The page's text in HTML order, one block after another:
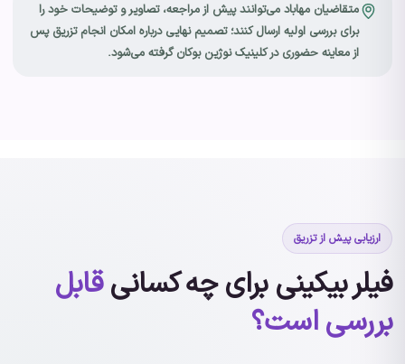
متقاضیان مهاباد می‌توانند پیش از مراجعه، تصاویر و توضیحات خود را
برای بررسی اولیه ارسال کنند؛ تصمیم نهایی درباره امکان انجام تزریق پس
از معاینه حضوری در کلینیک نوژین بوکان گرفته می‌شود.
ارزیابی پیش از تزریق
فیلر بیکینی برای چه کسانیقابل
بررسی است؟